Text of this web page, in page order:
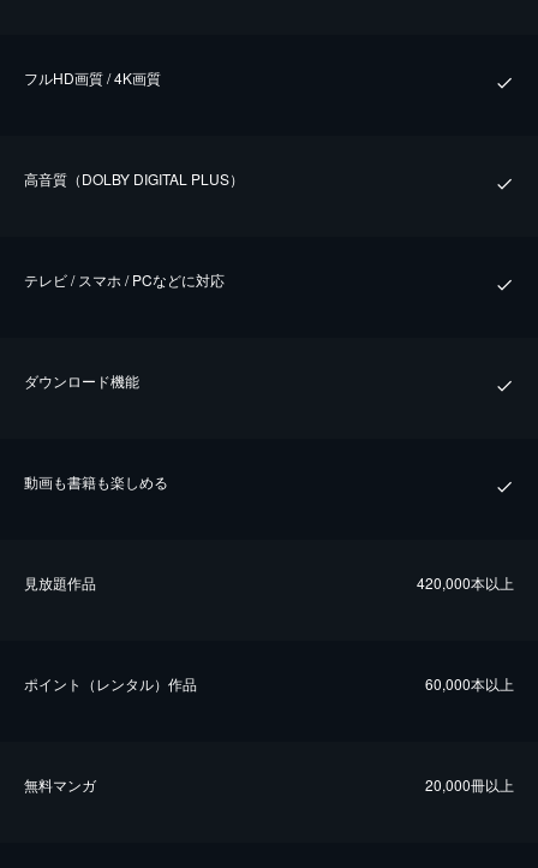
フルHD画質 / 4K画質
⾼⾳質（DOLBY DIGITAL PLUS）
テレビ / スマホ / PCなどに対応
ダウンロード機能
動画も書籍も楽しめる
⾒放題作品 420,000本以上
ポイント（レンタル）作品 60,000本以上
無料マンガ 20,000冊以上